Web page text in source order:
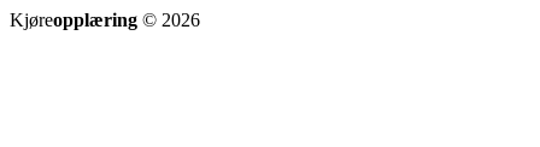
Kjøreopplæring © 2026